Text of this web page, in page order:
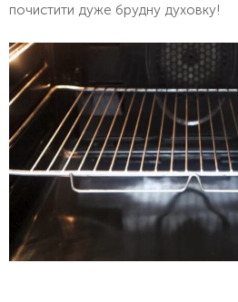
почистити дуже брудну духовку!